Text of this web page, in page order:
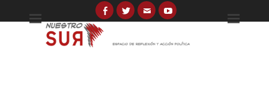
Facebook
TwitterEmailYouTube
Espacio de reflexión y acción política